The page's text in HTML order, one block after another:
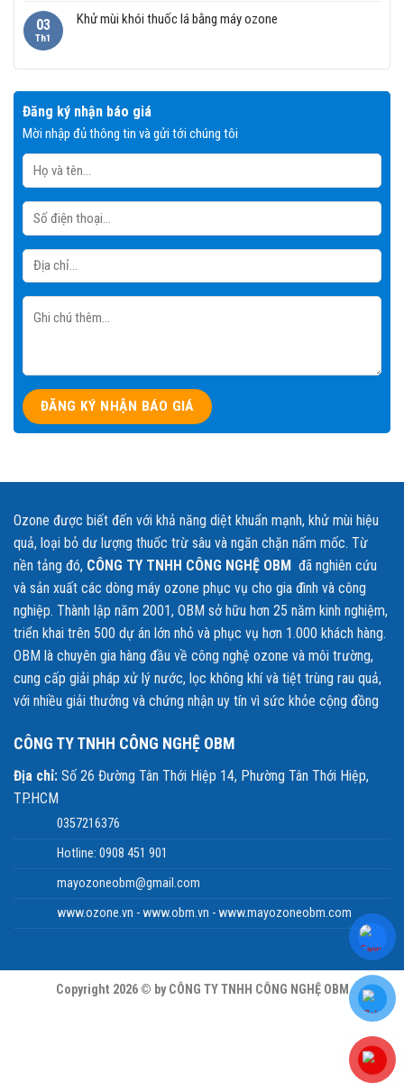
03
Th1
Khử mùi khói thuốc lá bằng máy ozone
Đăng ký nhận báo giá
Mời nhập đủ thông tin và gửi tới chúng tôi
Ozone được biết đến với khả năng diệt khuẩn mạnh, khử mùi hiệu
quả, loại bỏ dư lượng thuốc trừ sâu và ngăn chặn nấm mốc. Từ
nền tảng đó, CÔNG TY TNHH CÔNG NGHỆ OBM đã nghiên cứu
và sản xuất các dòng máy ozone phục vụ cho gia đình và công
nghiệp. Thành lập năm 2001, OBM sở hữu hơn 25 năm kinh nghiệm,
triển khai trên 500 dự án lớn nhỏ và phục vụ hơn 1.000 khách hàng.
OBM là chuyên gia hàng đầu về công nghệ ozone và môi trường,
cung cấp giải pháp xử lý nước, lọc không khí và tiệt trùng rau quả,
với nhiều giải thưởng và chứng nhận uy tín vì sức khỏe cộng đồng
CÔNG TY TNHH CÔNG NGHỆ OBM
Địa chỉ: Số 26 Đường Tân Thới Hiệp 14, Phường Tân Thới Hiệp,
TP.HCM
0357216376
Hotline: 0908 451 901
mayozoneobm@gmail.com
www.ozone.vn - www.obm.vn - www.mayozoneobm.com
Copyright 2026 © by CÔNG TY TNHH CÔNG NGHỆ OBM